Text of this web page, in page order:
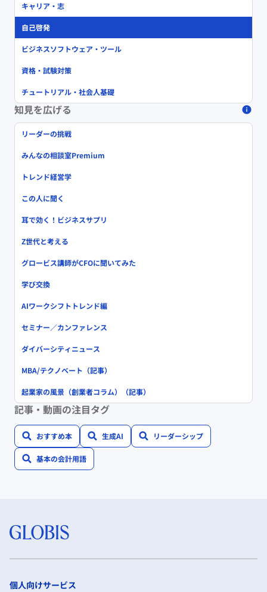
キャリア・志
自己啓発
ビジネスソフトウェア・ツール
資格・試験対策
チュートリアル・社会人基礎
知見を広げる
リーダーの挑戦
みんなの相談室Premium
トレンド経営学
この人に聞く
耳で効く！ビジネスサプリ
Z世代と考える
グロービス講師がCFOに聞いてみた
学び交換
AIワークシフトトレンド編
セミナー／カンファレンス
ダイバーシティニュース
MBA/テクノベート（記事）
起業家の風景（創業者コラム）（記事）
記事・動画の注目タグ
おすすめ本 生成AI リーダーシップ
基本の会計用語
個人向けサービス